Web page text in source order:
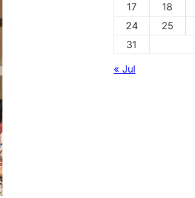
17
18
24
25
31
« Jul